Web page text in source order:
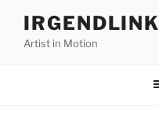
Inhalt
springen
IRGENDLINK
Artist in Motion